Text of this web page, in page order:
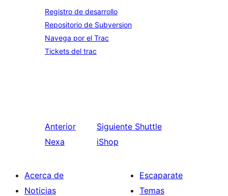
Registro de desarrollo
Repositorio de Subversion
Navega por el Trac
Tickets del trac
Anterior
Nexa
Siguiente Shuttle
iShop
Acerca de
Noticias
Escaparate
Temas